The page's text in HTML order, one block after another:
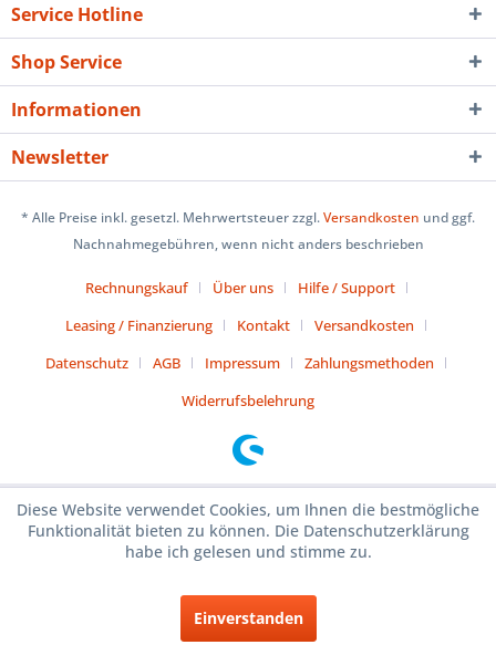
Service Hotline
Shop Service
Informationen
Newsletter
* Alle Preise inkl. gesetzl. Mehrwertsteuer zzgl.Versandkosten und ggf.
Nachnahmegebühren, wenn nicht anders beschrieben
Rechnungskauf Über uns
Hilfe / Support
Leasing / Finanzierung
Kontakt
Versandkosten
Datenschutz
AGB Impressum
Zahlungsmethoden
Widerrufsbelehrung
Diese Website verwendet Cookies, um Ihnen die bestmögliche
Funktionalität bieten zu können. Die Datenschutzerklärung
habe ich gelesen und stimme zu.
Einverstanden